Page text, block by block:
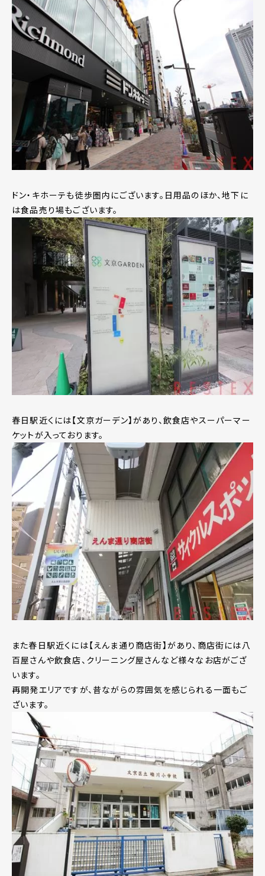
ドン・キホーテも徒歩圏内にございます。日用品のほか、地下に
は食品売り場もございます。
春日駅近くには【文京ガーデン】があり、飲食店やスーパーマー
ケットが入っております。
また春日駅近くには【えんま通り商店街】があり、商店街には八
百屋さんや飲食店、クリーニング屋さんなど様々なお店がござ
います。
再開発エリアですが、昔ながらの雰囲気を感じられる一面もご
ざいます。